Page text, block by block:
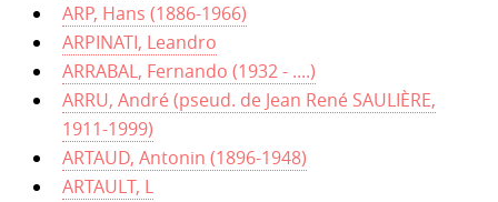
ARP, Hans (1886-1966)
ARPINATI, Leandro
ARRABAL, Fernando (1932 - ....)
ARRU, André (pseud. de Jean René SAULIÈRE,
1911-1999)
ARTAUD, Antonin (1896-1948)
ARTAULT, L